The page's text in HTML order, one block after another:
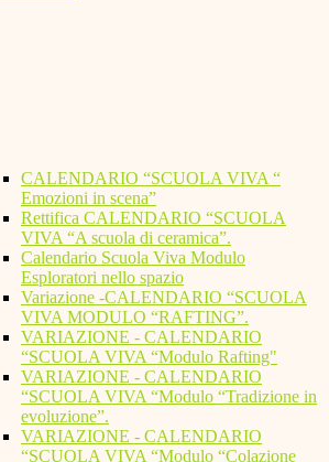
CALENDARIO “SCUOLA VIVA “
Emozioni in scena”
Rettifica CALENDARIO “SCUOLA
VIVA “A scuola di ceramica”.
Calendario Scuola Viva Modulo
Esploratori nello spazio
Variazione -CALENDARIO “SCUOLA
VIVA MODULO “RAFTING”.
VARIAZIONE - CALENDARIO
“SCUOLA VIVA “Modulo Rafting"
VARIAZIONE - CALENDARIO
“SCUOLA VIVA “Modulo “Tradizione in
evoluzione”.
VARIAZIONE - CALENDARIO
“SCUOLA VIVA “Modulo “Colazione